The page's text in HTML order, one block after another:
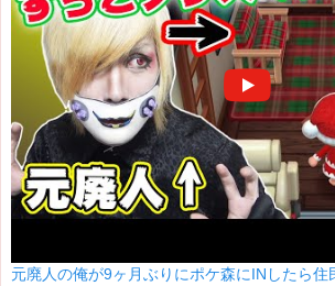
元廃人の俺が9ヶ月ぶりにポケ森にINしたら住